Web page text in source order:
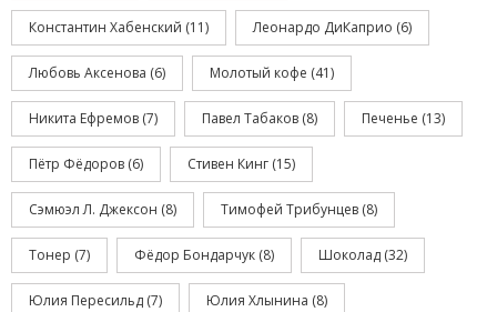
Константин Хабенский (11) Леонардо ДиКаприо (6)
Любовь Аксенова (6) Молотый кофе (41)
Никита Ефремов (7) Павел Табаков (8) Печенье (13)
Пётр Фёдоров (6) Стивен Кинг (15)
Сэмюэл Л. Джексон (8) Тимофей Трибунцев (8)
Тонер (7) Фёдор Бондарчук (8) Шоколад (32)
Юлия Пересильд (7) Юлия Хлынина (8)